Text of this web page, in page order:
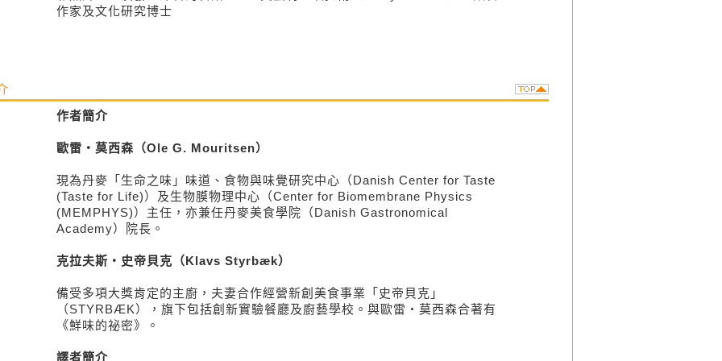
作家及文化研究博士
作者簡介
歐雷・莫西森（Ole G. Mouritsen）
現為丹麥「生命之味」味道、食物與味覺研究中心（Danish Center for Taste
(Taste for Life)）及生物膜物理中心（Center for Biomembrane Physics
(MEMPHYS)）主任，亦兼任丹麥美食學院（Danish Gastronomical
Academy）院長。
克拉夫斯・史帝貝克（Klavs Styrbæk）
備受多項大獎肯定的主廚，夫妻合作經營新創美食事業「史帝貝克」
（STYRBÆK），旗下包括創新實驗餐廳及廚藝學校。與歐雷・莫西森合著有
《鮮味的祕密》。
譯者簡介